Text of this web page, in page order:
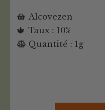
Alcovezen
Taux : 10%
Quantité : 1g